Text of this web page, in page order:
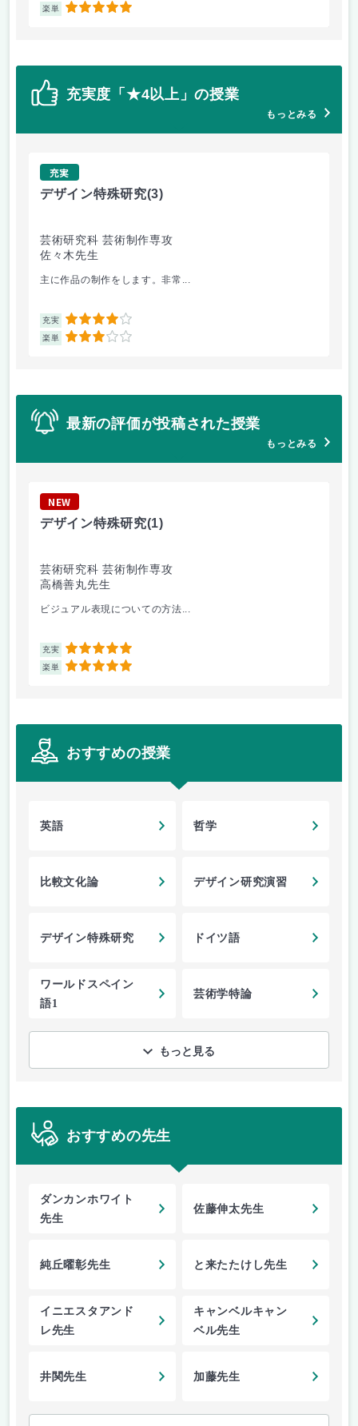
楽単 5
充実度「★4以上」の授業
もっとみる
充実
デザイン特殊研究(3)
芸術研究科 芸術制作専攻
佐々木先生
主に作品の制作をします。非常...
充実 4
楽単 3
最新の評価が投稿された授業
もっとみる
NEW
デザイン特殊研究(1)
芸術研究科 芸術制作専攻
高橋善丸先生
ビジュアル表現についての方法...
充実 5
楽単 5
おすすめの授業
英語 哲学
比較文化論 デザイン研究演習
デザイン特殊研究 ドイツ語
ワールドスペイン
語1
芸術学特論
もっと見る
おすすめの先生
ダンカンホワイト
先生
佐藤伸太先生
純丘曜彰先生 と来たたけし先生
イニエスタアンド
レ先生
キャンベルキャン
ベル先生
井関先生 加藤先生